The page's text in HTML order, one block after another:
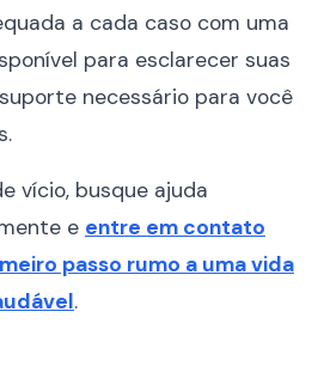
a cada caso com uma
para esclarecer suas
necessário para você
vício, busque ajuda
e entre em contato
passo rumo a uma vida
.